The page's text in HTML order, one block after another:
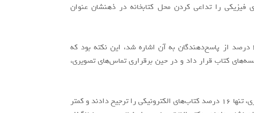
فیزیکی را تداعی کردن محل کتابخانه در ذهنشان عنوان
البته یکی دیگر از دلایلی که توسط 35 درصد از پاسخ‌دهندگان به آن اشاره شد، این نکته بود که
کتاب قرار داد و در حین برقراری تماس‌های تصویری،
اما در میان این جمعیت نمونه 2000 نفری، تنها 16 درصد کتاب‌های الکترونیکی را ترجیح دادند و کمتر